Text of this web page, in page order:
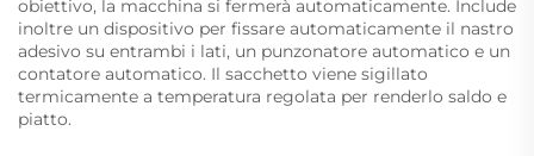
obiettivo, la macchina si fermerà automaticamente. Include
inoltre un dispositivo per fissare automaticamente il nastro
adesivo su entrambi i lati, un punzonatore automatico e un
contatore automatico. Il sacchetto viene sigillato
termicamente a temperatura regolata per renderlo saldo e
piatto.